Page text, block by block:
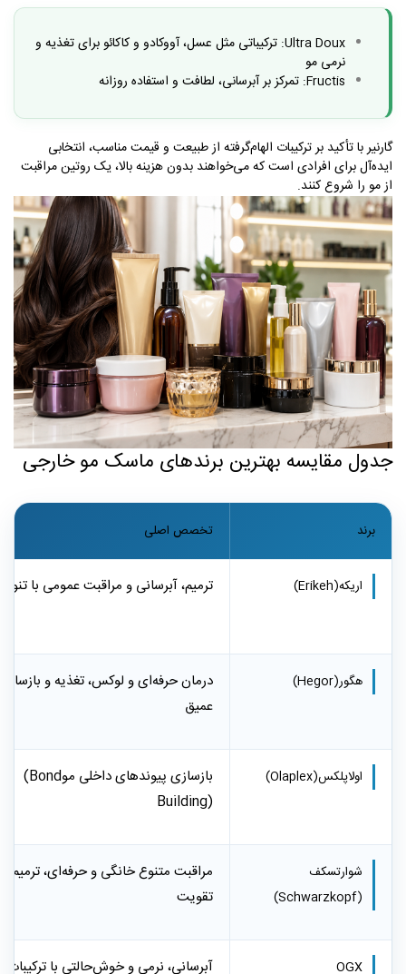
Ultra Doux
: ترکیباتی مثل عسل، آووکادو و کاکائو برای تغذیه و
نرمی مو
Fructis: تمرکز بر آبرسانی، لطافت و استفاده روزانه
گارنیر با تأکید بر ترکیبات الهام‌گرفته از طبیعت و قیمت مناسب، انتخابی
ایده‌آل برای افرادی است که می‌خواهند بدون هزینه بالا، یک روتین مراقبت
از مو را شروع کنند.
جدول مقایسه بهترین برندهای ماسک مو خارجی
برند تخصص اصلی
اریکه(Erikeh) ترمیم، آبرسانی و مراقبت عمومی با تنوع
هگور(Hegor)
درمان حرفه‌ای و لوکس، تغذیه و
عمیق
اولاپلکس(Olaplex) بازسازی پیوندهای داخلی مو(Bond
Building)
شوارتسکف
(Schwarzkopf)
مراقبت متنوع خانگی و حرفه‌ای، ترمیم و
تقویت
OGX آبرسانی، نرمی و خوش‌حالتی با ترکیبات